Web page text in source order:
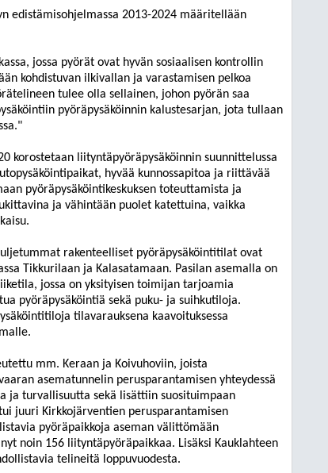
edistämisohjelmassa 2013-2024 määritellään
jossa pyörät ovat hyvän sosiaalisen kontrollin
kohdistuvan ilkivallan ja varastamisen pelkoa
tulee olla sellainen, johonpyörän saa
pyöräpysäköinnin kalustesarjan, jota tullaan
korostetaan liityntäpyöräpysäköinnin suunnittelussa
hyvää kunnossapitoa ja riittävää
pyöräpysäköintikeskuksen toteuttamista ja
ja vähintään puolet katettuina, vaikka
rakenteelliset pyöräpysäköintitilat ovat
Tikkurilaan ja Kalasatamaan. Pasilan asemalla on
jossa on yksityisen toimijan tarjoamia
pyöräpysäköintiä sekä puku- ja suihkutiloja.
tilavarauksena kaavoituksessa
mm. Keraan ja Koivuhoviin, joista
asematunnelin perusparantamisen yhteydessä
ja turvallisuutta sekä lisättiin suosituimpaan
juuri Kirkkojärventien perusparantamisen
pyöräpaikkoja aseman välittömään
noin 156 liityntäpyöräpaikkaa. Lisäksi Kauklahteen
telineitä loppuvuodesta.